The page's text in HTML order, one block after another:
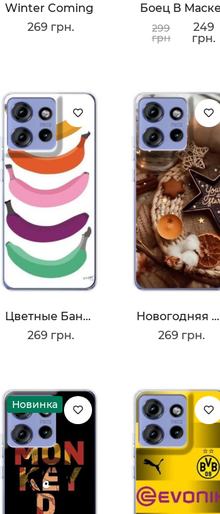
Winter Coming
269 грн.
Боец В
299
грн
249
грн.
Цветные Бананы
269 грн.
Новогодняя Атмосфера
269 грн.
Новинка